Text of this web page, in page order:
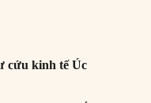
cứu kinh tế Úc